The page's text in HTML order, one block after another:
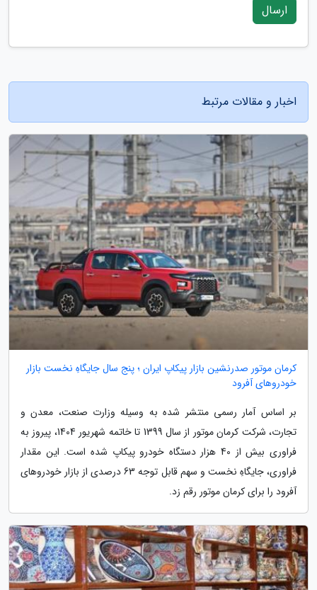
ارسال
اخبار و مقالات مرتبط
کرمان موتور صدرنشین بازار پیکاپ ایران ؛ پنج سال جایگاهِ نخست بازار
خودروهای آفرود
بر اساس آمار رسمی منتشر شده به وسیله وزارت صنعت، معدن و
تجارت، شرکت کرمان موتور از سال 1399 تا خاتمه شهریور 1404، پیروز به
فراوری بیش از 40 هزار دستگاه خودرو پیکاپ شده است. این مقدار
فراوری، جایگاهِ نخست و سهم قابل توجه 63 درصدی از بازار خودروهای
آفرود را برای کرمان موتور رقم زد.